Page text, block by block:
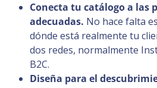
Conecta tu catálogo a las
adecuadas. No hace falta
dónde está realmente tu
dos redes, normalmente
B2C.
Diseña para el